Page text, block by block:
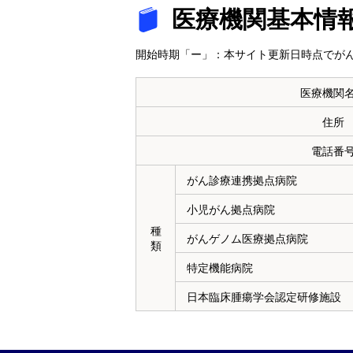
医療機関基本情
開始時期「ー」：本サイト更新日時点でが
医療機関
住所
電話番
種
類
がん診療連携拠点病院
小児がん拠点病院
がんゲノム医療拠点病院
特定機能病院
日本臨床腫瘍学会認定研修施設